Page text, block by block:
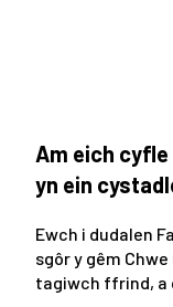
Am eich
yn ein
Ewch i dudalen
sgôr y gêm
tagiwch ffrind, a